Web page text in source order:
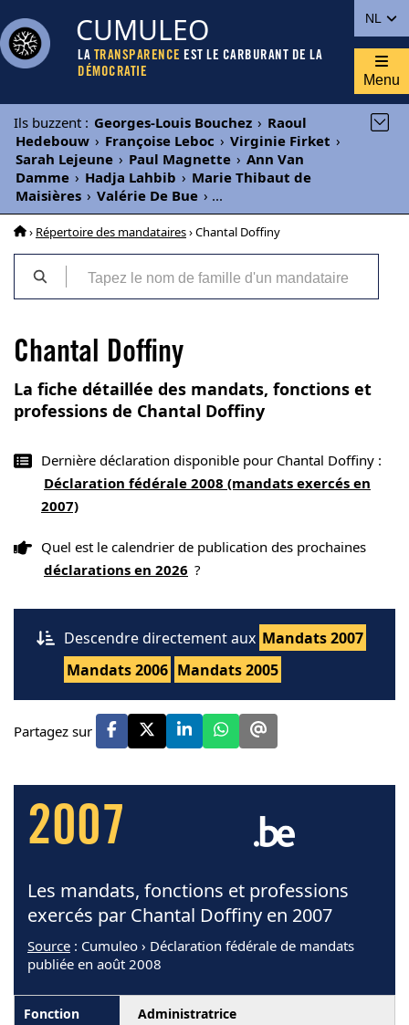
NL
CUMULEO
LA TRANSPARENCE EST LE CARBURANT DE LA
DÉMOCRATIE
Menu
Ils buzzent : Georges-Louis Bouchez › Raoul
Hedebouw › Françoise Leboc › Virginie Firket ›
Sarah Lejeune › Paul Magnette › Ann Van
Damme › Hadja Lahbib › Marie Thibaut de
Maisières › Valérie De Bue › ...
› Répertoire des mandataires› Chantal Doffiny
Chantal Doffiny
La fiche détaillée des mandats, fonctions et
professions de Chantal Doffiny
Dernière déclaration disponible pour Chantal Doffiny :
Déclaration fédérale 2008 (mandats exercés en
2007)
Quel est le calendrier de publication des prochaines
déclarations en 2026 ?
Descendre directement aux Mandats 2007
Mandats 2006 Mandats 2005
Partagez sur
2007
Les mandats, fonctions et professions
exercés par Chantal Doffiny en 2007
Source : Cumuleo › Déclaration fédérale de mandats
publiée en août 2008
Administratrice